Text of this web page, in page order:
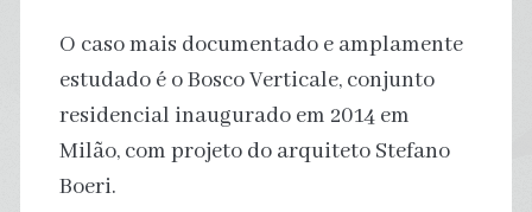
O caso mais documentado e amplamente
estudado é o Bosco Verticale, conjunto
residencial inaugurado em 2014 em
Milão, com projeto do arquiteto Stefano
Boeri.